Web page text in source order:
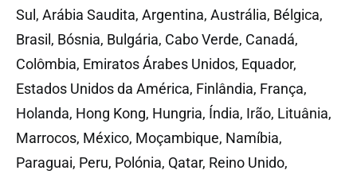
Sul, Arábia Saudita, Argentina, Austrália, Bélgica,
Brasil, Bósnia, Bulgária, Cabo Verde, Canadá,
Colômbia, Emiratos Árabes Unidos, Equador,
Estados Unidos da América, Finlândia, França,
Holanda, Hong Kong, Hungria, Índia, Irão, Lituânia,
Marrocos, México, Moçambique, Namíbia,
Paraguai, Peru, Polónia, Qatar, Reino Unido,